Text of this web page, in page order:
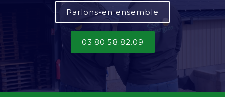
Parlons-en ensemble
03.80.58.82.09